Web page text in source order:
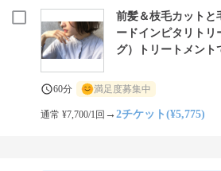
前髪＆枝毛カット
ードインピタリトリ
グ）トリートメント
60分 満足度募集中
通常 ¥7,700/1回 →2チケット(¥5,775)